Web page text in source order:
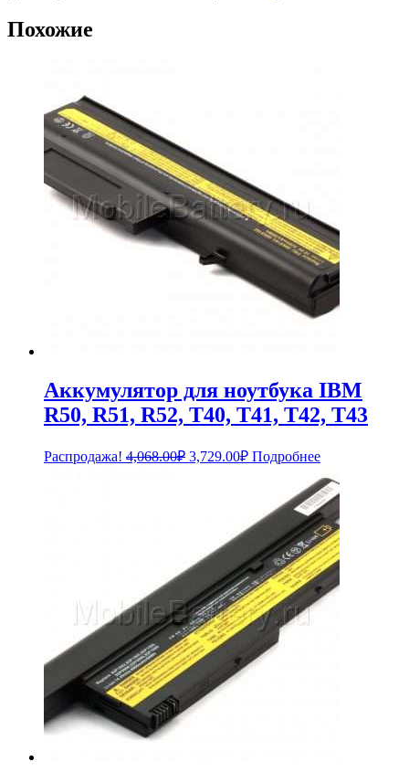
Похожие
Аккумулятор для ноутбука IBM
R50, R51, R52, T40, T41, T42, T43
Распродажа! 4,068.00₽ Первоначальная
3,729.00₽Текущая
цена:
3,729.00₽.
Подробнее